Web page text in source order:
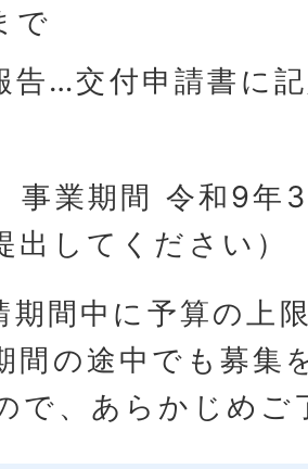
で
告…交付申請書に
事業期間 令和9年
出してください）
期間中に予算の上
間の途中でも募集
で、あらかじめご